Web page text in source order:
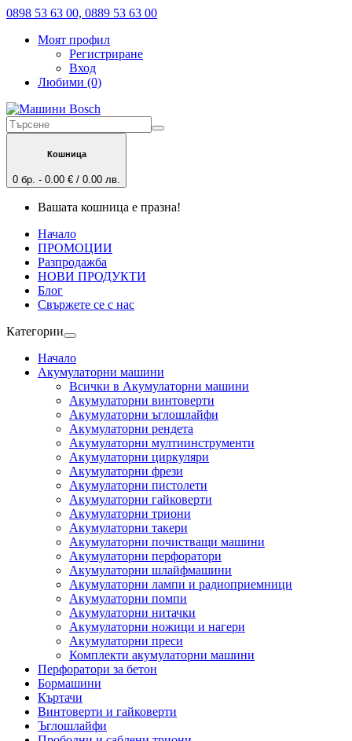
0898 53 63 00, 0889 53 63 00
Моят профил
Регистриране
Вход
Любими (0)
Кошница
0 бр. - 0.00 € / 0.00 лв.
Вашата кошница е празна!
Начало
ПРОМОЦИИ
Разпродажба
НОВИ ПРОДУКТИ
Блог
Свържете се с нас
Категории
Начало
Акумулаторни машини
Всички в Акумулаторни машини
Акумулаторни винтоверти
Акумулаторни ъглошлайфи
Акумулаторни рендета
Акумулаторни мултиинструменти
Акумулаторни циркуляри
Акумулаторни фрези
Акумулаторни пистолети
Акумулаторни гайковерти
Акумулаторни триони
Акумулаторни такери
Акумулаторни почистващи машини
Акумулаторни перфоратори
Акумулаторни шлайфмашини
Акумулаторни лампи и радиоприемници
Акумулаторни помпи
Акумулаторни нитачки
Акумулаторни ножици и нагери
Акумулаторни преси
Комплекти акумулаторни машини
Перфоратори за бетон
Бормашини
Къртачи
Винтоверти и гайковерти
Ъглошлайфи